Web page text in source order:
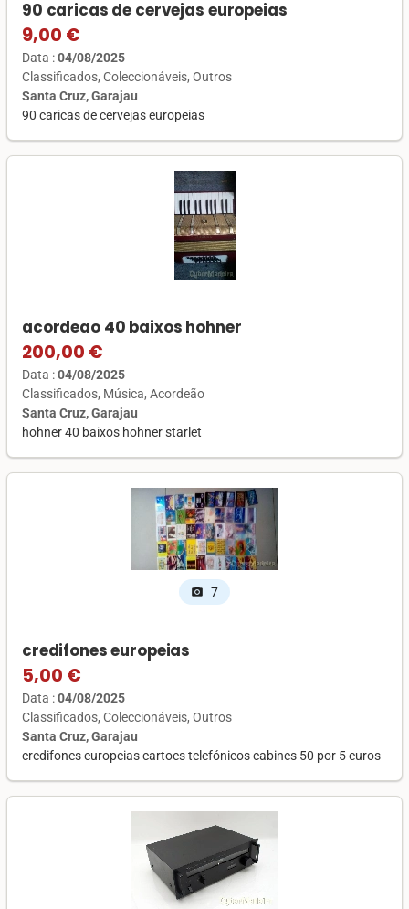
90 caricas de cervejas europeias
9,00 €
Data :04/08/2025
Classificados Coleccionáveis Outros
Santa Cruz, Garajau
90 caricas de cervejas europeias
acordeao 40 baixos hohner
200,00 €
Data :04/08/2025
Classificados Música Acordeão
Santa Cruz, Garajau
hohner 40 baixos hohner starlet
photo_camera 7
credifones europeias
5,00 €
Data :04/08/2025
Classificados Coleccionáveis Outros
Santa Cruz, Garajau
credifones europeias cartoes telefónicos cabines 50 por 5 euros